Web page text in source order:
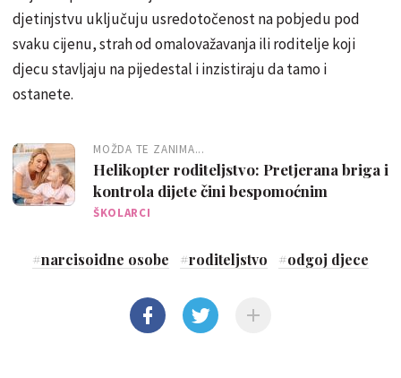
djetinjstvu uključuju usredotočenost na pobjedu pod
svaku cijenu, strah od omalovažavanja ili roditelje koji
djecu stavljaju na pijedestal i inzistiraju da tamo i
ostanete.
MOŽDA TE ZANIMA...
Helikopter roditeljstvo: Pretjerana briga i
kontrola dijete čini bespomoćnim
ŠKOLARCI
#narcisoidne osobe #roditeljstvo #odgoj djece